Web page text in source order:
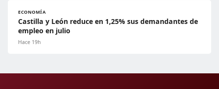
ECONOMÍA
Castilla y León reduce en 1,25% sus demandantes de
empleo en julio
Hace 19h